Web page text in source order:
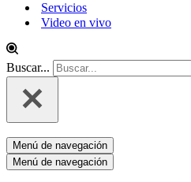
Servicios
Video en vivo
Buscar...
Menú de navegación
Menú de navegación